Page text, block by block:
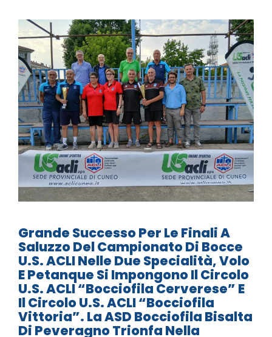
Grande Successo Per Le Finali A
Saluzzo Del Campionato Di Bocce
U.S. ACLI Nelle Due Specialità, Volo
E Petanque Si Impongono Il Circolo
U.S. ACLI “Bocciofila Cerverese” E
Il Circolo U.S. ACLI “Bocciofila
Vittoria”. La ASD Bocciofila Bisalta
Di Peveragno Trionfa Nella